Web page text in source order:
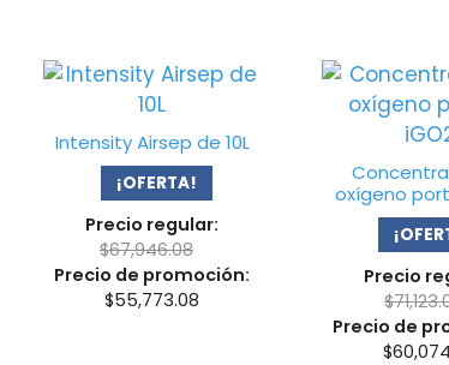
Intensity Airsep de 10L
¡OFERTA!
Precio regular:
$67,946.08
Precio de promoción:
$55,773.08
oxígeno
Precio
$
Precio de
$